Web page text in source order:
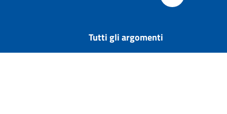
Tutti gli argomenti